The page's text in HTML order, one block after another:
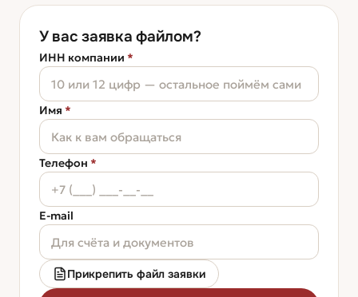
У вас заявка файлом?
ИНН компании *
Имя *
Телефон *
E-mail
Прикрепить файл заявки